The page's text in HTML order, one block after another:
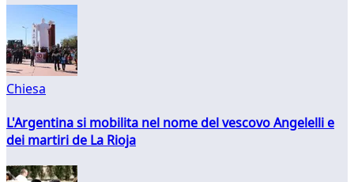
Chiesa
L'Argentina si mobilita nel nome del vescovo Angelelli e
dei martiri de La Rioja